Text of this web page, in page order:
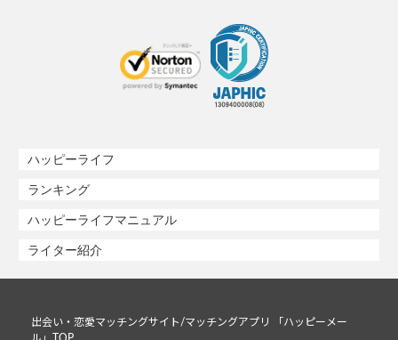
ハッピーライフ
ランキング
ハッピーライフマニュアル
ライター紹介
出会い・恋愛マッチングサイト/マッチングアプリ 「ハッピーメー